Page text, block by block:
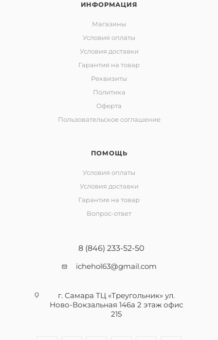
ИНФОРМАЦИЯ
Магазины
Условия оплаты
Условия доставки
Гарантия на товар
Реквизиты
Политика
Оферта
Пользовательское соглашение
ПОМОЩЬ
Условия оплаты
Условия доставки
Гарантия на товар
Вопрос-ответ
8 (846) 233-52-50
ichehol63@gmail.com
г. Самара ТЦ «Треугольник» ул.
Ново-Вокзальная 146а 2 этаж офис
215